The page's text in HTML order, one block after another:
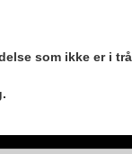
som ikke er i